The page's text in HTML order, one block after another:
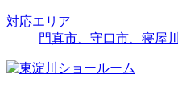
対応エリア
門真市、守口市、寝屋